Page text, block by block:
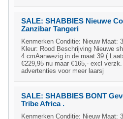
SALE: SHABBIES Nieuwe
Zanzibar Tangeri
Kenmerken Conditie: Nieuw Maat:
Kleur: Rood Beschrijving Nieuwe
4 cmAanwezig in de maat 39 (
€229,95 nu maar €165,- excl
advertenties voor meer laarsj
SALE: SHABBIES BONT
Tribe Africa .
Kenmerken Conditie: Nieuw Maat: